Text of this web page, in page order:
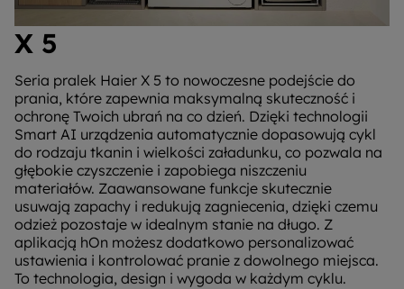
X 5
Seria pralek Haier X 5 to nowoczesne podejście do
prania, które zapewnia maksymalną skuteczność i
ochronę Twoich ubrań na co dzień. Dzięki technologii
Smart AI urządzenia automatycznie dopasowują cykl
do rodzaju tkanin i wielkości załadunku, co pozwala na
głębokie czyszczenie i zapobiega niszczeniu
materiałów. Zaawansowane funkcje skutecznie
usuwają zapachy i redukują zagniecenia, dzięki czemu
odzież pozostaje w idealnym stanie na długo. Z
aplikacją hOn możesz dodatkowo personalizować
ustawienia i kontrolować pranie z dowolnego miejsca.
To technologia, design i wygoda w każdym cyklu.